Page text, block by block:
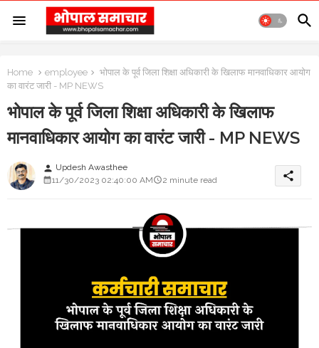
Home employee
भोपाल के पूर्व जिला शिक्षा अधिकारी के खिलाफ मानवाधिकार आयोग
का वारंट जारी - MP NEWS
भोपाल के पूर्व जिला शिक्षा अधिकारी के खिलाफ
मानवाधिकार आयोग का वारंट जारी - MP NEWS
person Updesh Awasthee
11/30/2023 02:40:00 AM
2 minute read share